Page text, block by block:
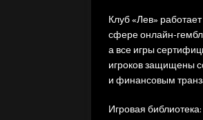
Клуб «Лев»
сфере онлайн-
а все игры
игроков защищены
и финансовым
Игровая